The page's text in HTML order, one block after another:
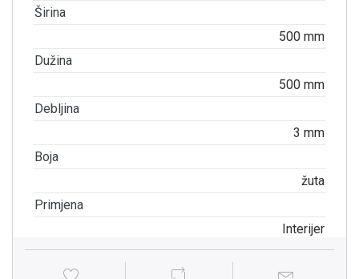
Širina
500 mm
Dužina
500 mm
Debljina
3 mm
Boja
žuta
Primjena
Interijer